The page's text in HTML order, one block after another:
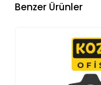
Benzer Ürünler